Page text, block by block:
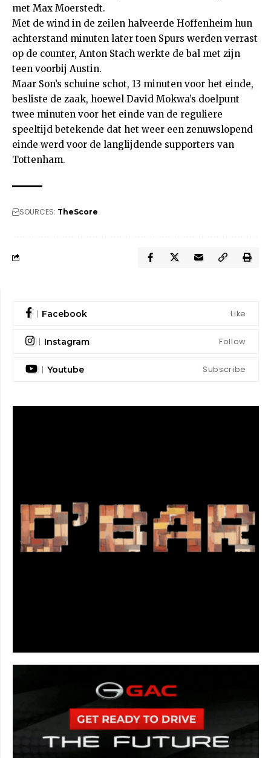
met Max Moerstedt.
Met de wind in de zeilen halveerde Hoffenheim hun
achterstand minuten later toen Spurs werden verrast
op de counter, Anton Stach werkte de bal met zijn
teen voorbij Austin.
Maar Son’s schuine schot, 13 minuten voor het einde,
besliste de zaak, hoewel David Mokwa’s doelpunt
twee minuten voor het einde van de reguliere
speeltijd betekende dat het weer een zenuwslopend
einde werd voor de langlijdende supporters van
Tottenham.
SOURCES: TheScore
Facebook Like
Instagram Follow
Youtube Subscribe